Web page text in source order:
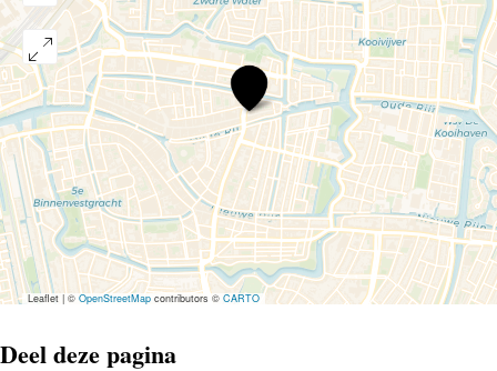
The
Fat
Pelican
Leaflet|©OpenStreetMapcontributors © CARTO
Deel deze pagina